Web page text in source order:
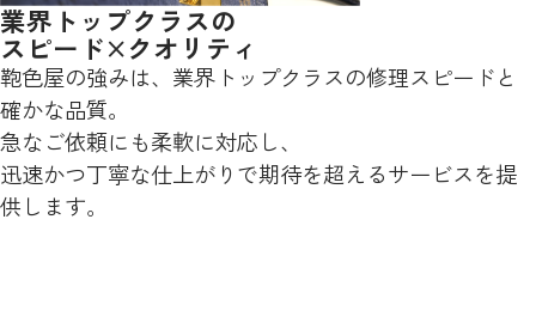
業界トップクラスの
スピード×クオリティ
鞄色屋の強みは、業界トップクラスの修理スピードと
確かな品質。
急なご依頼にも柔軟に対応し、
迅速かつ丁寧な仕上がりで期待を超えるサービスを提
供します。